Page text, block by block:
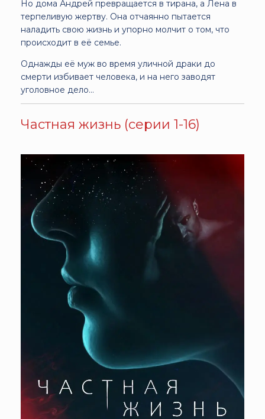
Но дома Андрей превращается в тирана, а Лена в
терпеливую жертву. Она отчаянно пытается
наладить свою жизнь и упорно молчит о том, что
происходит в её семье.
Однажды её муж во время уличной драки до
смерти избивает человека, и на него заводят
уголовное дело...
Частная жизнь (серии 1-16)